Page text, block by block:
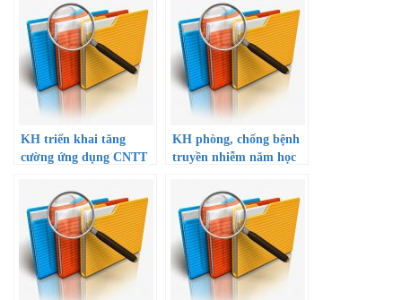
KH triển khai tăng
cường ứng dụng CNTT
đoạn 2022-2025, định
hướng đến năm 2030
KH phòng, chống bệnh
truyền nhiễm năm học